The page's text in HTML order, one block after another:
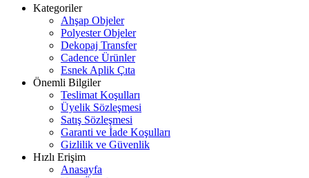
Kategoriler
Ahşap Objeler
Polyester Objeler
Dekopaj Transfer
Cadence Ürünler
Esnek Aplik Çıta
Önemli Bilgiler
Teslimat Koşulları
Üyelik Sözleşmesi
Satış Sözleşmesi
Garanti ve İade Koşulları
Gizlilik ve Güvenlik
Hızlı Erişim
Anasayfa